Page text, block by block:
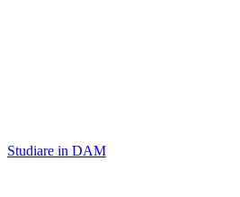
Studiare in DAM